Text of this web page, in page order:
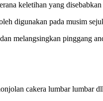
keletihan yang
digunakan pada musim
melangsingkan pinggang
cakera lumbar lumbar